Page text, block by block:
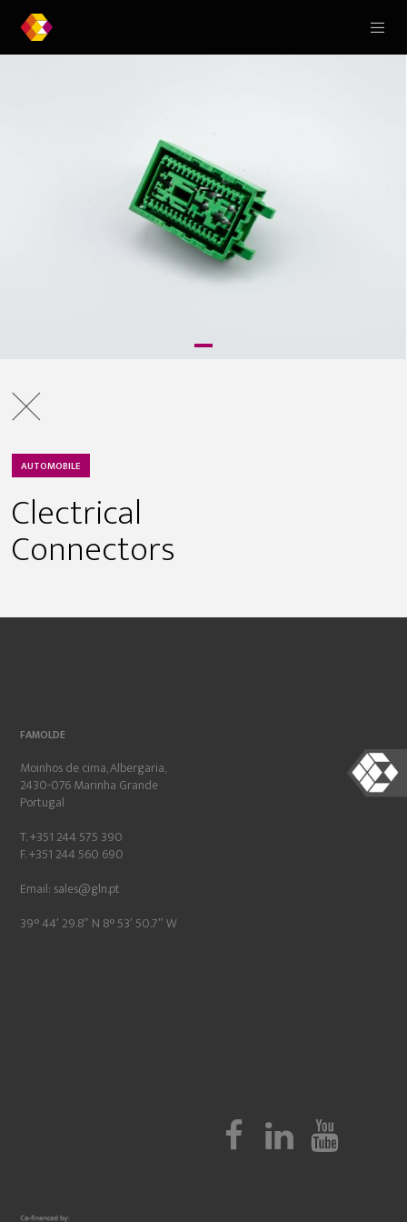
AUTOMOBILE
Clectrical
Connectors
FAMOLDE
Moinhos de cima, Albergaria,
2430-076 Marinha Grande
Portugal
T. +351 244 575 390
F. +351 244 560 690
Email: sales@gln.pt
39° 44′ 29.8″ N 8° 53′ 50.7″ W